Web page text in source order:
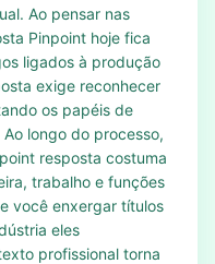
Ao pensar nas
Pinpoint hoje fica
ligados à produção
exige reconhecer
os papéis de
longo do processo,
resposta costuma
trabalho e funções
você enxergar títulos
eles
profissional torna